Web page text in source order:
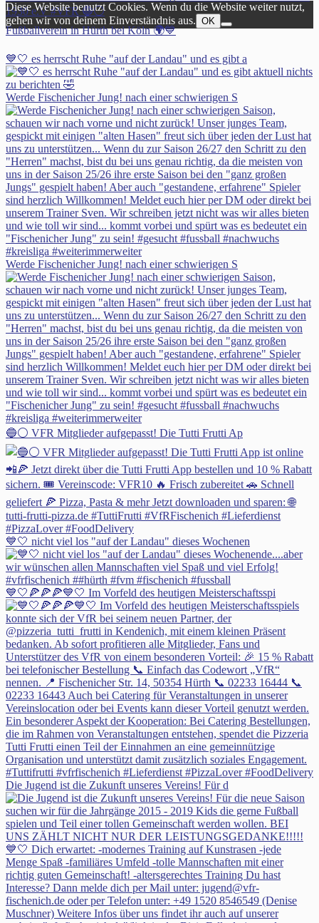
1930 e.V #VFR 🔵⚪️
Fußballverein in Hürth bei Köln 🌍💙
💙🤍 es herrscht Ruhe "auf der Landau" und es gibt a
Werde Fischenicher Jung! nach einer schwierigen S
Werde Fischenicher Jung! nach einer schwierigen S
🔵⚪ VFR Mitglieder aufgepasst! Die Tutti Frutti Ap
💙🤍 nicht viel los "auf der Landau" dieses Wochenen
💙🤍🍕🍕🍕💙🤍 Im Vorfeld des heutigen Meisterschaftsspi
Die Jugend ist die Zukunft unseres Vereins! Für d
Diese Website benutzt Cookies. Wenn du die Website weiter nutzt,
gehen wir von deinem Einverständnis aus. OK